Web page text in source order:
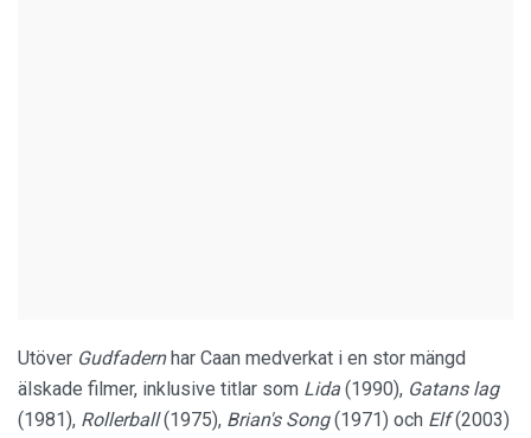
Utöver Gudfadernhar Caan medverkat i en stor mängd
älskade filmer, inklusive titlar som Lida (1990), Gatans lag
(1981), Rollerball(1975), Brian's Song(1971) och Elf(2003)